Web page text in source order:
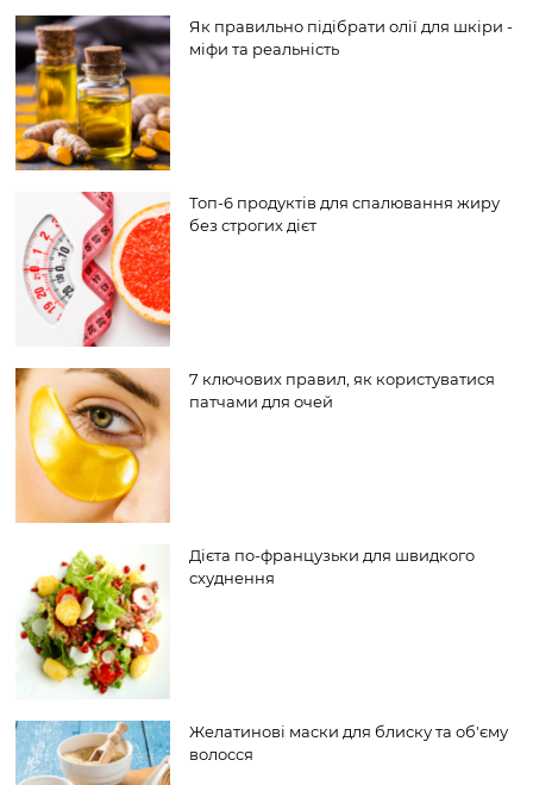
Як правильно підібрати олії для шкіри -
міфи та реальність
Топ-6 продуктів для спалювання жиру
без строгих дієт
7 ключових правил, як користуватися
патчами для очей
Дієта по-французьки для швидкого
схуднення
Желатинові маски для блиску та об'єму
волосся